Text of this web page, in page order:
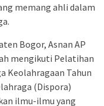
memang ahli dalam
Bogor, Asnan AP
mengikuti Pelatihan
Keolahragaan Tahun
(Dispora)
ilmu-ilmu yang